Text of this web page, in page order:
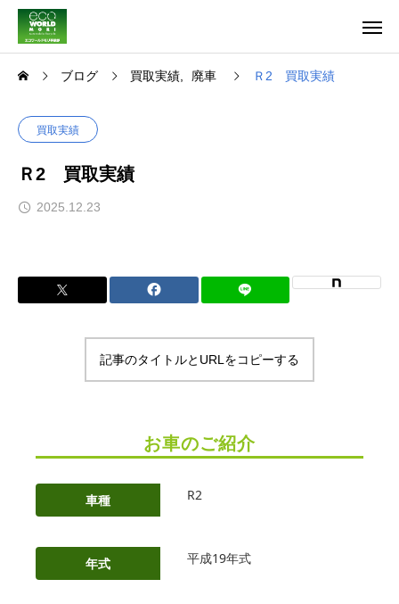
ブログ 買取実績 廃車 Ｒ2 買取実績
買取実績
Ｒ2 買取実績
2025.12.23
記事のタイトルとURLをコピーする
お車のご紹介
車種 R2
年式 平成19年式